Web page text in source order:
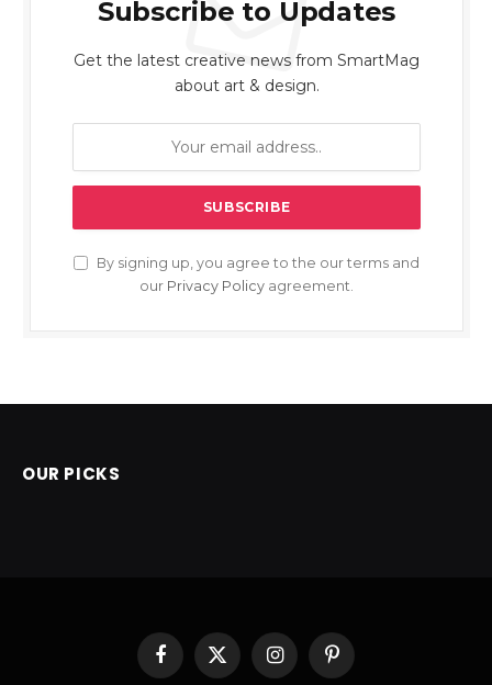
Subscribe to Updates
Get the latest creative news from SmartMag
about art & design.
By signing up, you agree to the our terms and
our Privacy Policy agreement.
OUR PICKS
Facebook
X
InstagramPinterest